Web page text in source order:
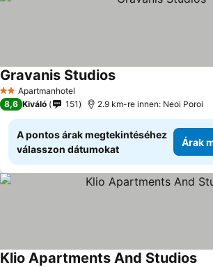
2 Kategória
Apartmanhotel
Gravanis Studios
8,6 Kiváló 151 2.9 km-re innen: Neoi Poroi
A pontos árak megtekintéséhez
válasszon dátumokat
Árak
Klio Apartments And Studios